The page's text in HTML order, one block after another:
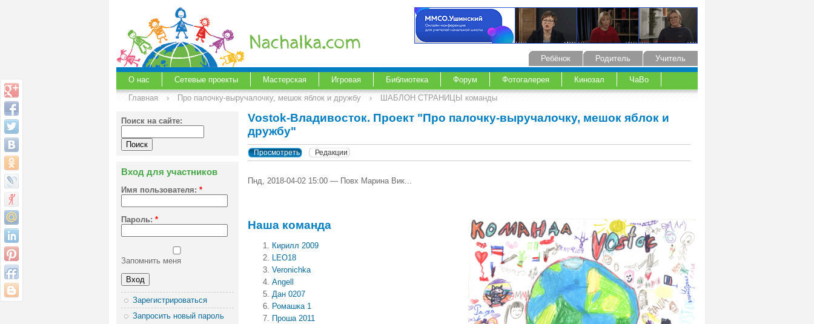
Учитель
Родитель
Ребёнок
О нас Сетевые проекты Мастерская Игровая Библиотека Форум Фотогалерея Кинозал
ЧаВо
Главная
› Про палочку-выручалочку, мешок яблок и дружбу › ШАБЛОН СТРАНИЦЫ команды
Поиск на сайте:
Вход для участников
Имя пользователя: *
Пароль: *
Запомнить меня
Зарегистрироваться
Запросить новый пароль
Vostok-Владивосток. Проект "Про палочку-выручалочку, мешок яблок и
дружбу"
Просмотреть Редакции
Пнд, 2018-04-02 15:00 — Повх Марина Вик...
Наша команда
Кирилл 2009
LEO18
Veronichka
Angell
Дан 0207
Ромашка 1
Проша 2011